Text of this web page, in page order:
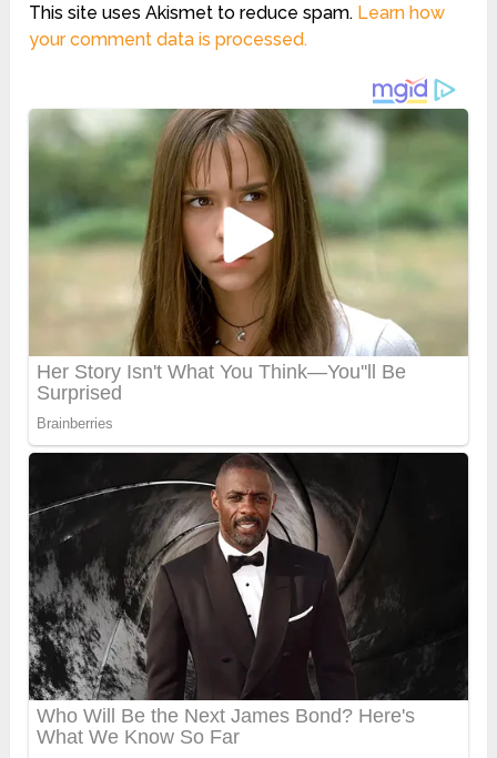
This site uses Akismet to reduce spam. Learn how
your comment data is processed.